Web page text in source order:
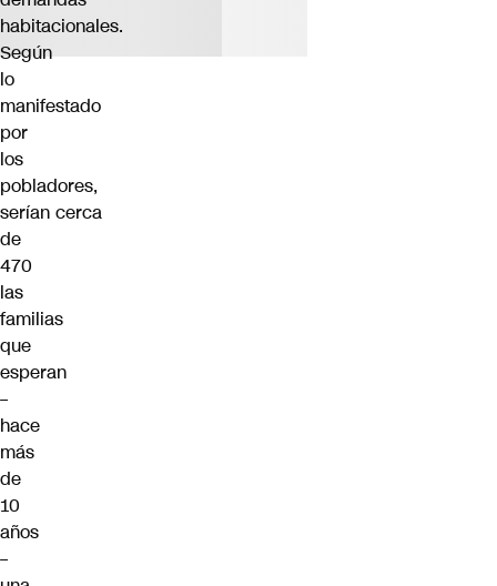
habitacionales.
Según
lo
manifestado
por
los
pobladores,
serían cerca
de
470
las
familias
que
esperan
–
hace
más
de
10
años
–